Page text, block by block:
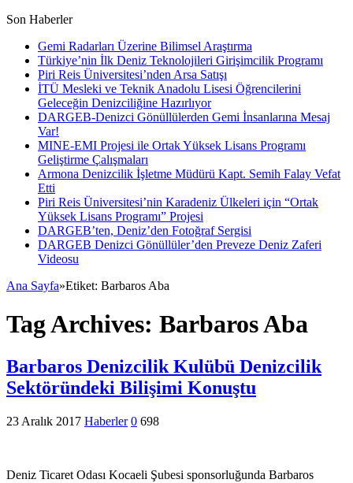
Son Haberler
Gemi Radarları Üzerine Bilimsel Araştırma
Türkiye’nin İlk Deniz Teknolojileri Girişimcilik Programı
Piri Reis Üniversitesi’nden Arsa Satışı
İTÜ Mesleki ve Teknik Anadolu Lisesi Öğrencilerini
Geleceğin Denizciliğine Hazırlıyor
DARGEB-Denizci Gönüllülerden Gemi İnsanlarına Mesaj
Var!
MINE-EMI Projesi ile Ortak Yüksek Lisans Programı
Geliştirme Çalışmaları
Armona Denizcilik İşletme Müdürü Kapt. Semih Falay Vefat
Etti
Piri Reis Üniversitesi’nin Karadeniz Ülkeleri için “Ortak
Yüksek Lisans Programı” Projesi
DARGEB’ten, Deniz’den Fotoğraf Sergisi
DARGEB Denizci Gönüllüler’den Preveze Deniz Zaferi
Videosu
Ana Sayfa»Etiket: Barbaros Aba
Tag Archives: Barbaros Aba
Barbaros Denizcilik Kulübü Denizcilik
Sektöründeki Bilişimi Konuştu
23 Aralık 2017 Haberler 0 698
Deniz Ticaret Odası Kocaeli Şubesi sponsorluğunda Barbaros